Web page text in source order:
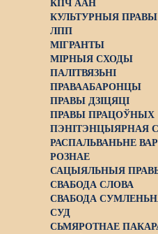
КПЧ ААН
КУЛЬТУРНЫЯ ПРАВЫ
ЛПП
МІГРАНТЫ
МІРНЫЯ СХОДЫ
ПАЛІТВЯЗЬНІ
ПРАВААБАРОНЦЫ
ПРАВЫ ДЗІЦЯЦІ
ПРАВЫ ПРАЦОЎНЫХ
ПЭНІТЭНЦЫЯРНАЯ
РАСПАЛЬВАНЬНЕ
РОЗНАЕ
САЦЫЯЛЬНЫЯ
СВАБОДА СЛОВА
СВАБОДА
СУД
СЬМЯРОТНАЕ